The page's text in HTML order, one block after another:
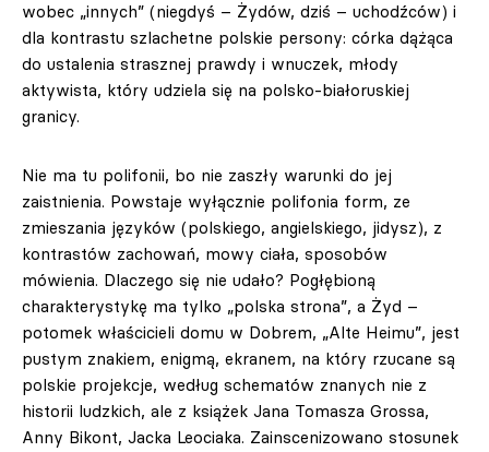
wobec „innych” (niegdyś – Żydów, dziś – uchodźców) i
dla kontrastu szlachetne polskie persony: córka dążąca
do ustalenia strasznej prawdy i wnuczek, młody
aktywista, który udziela się na polsko-białoruskiej
granicy.
Nie ma tu polifonii, bo nie zaszły warunki do jej
zaistnienia. Powstaje wyłącznie polifonia form, ze
zmieszania języków (polskiego, angielskiego, jidysz), z
kontrastów zachowań, mowy ciała, sposobów
mówienia. Dlaczego się nie udało? Pogłębioną
charakterystykę ma tylko „polska strona”, a Żyd –
potomek właścicieli domu w Dobrem, „Alte Heimu”, jest
pustym znakiem, enigmą, ekranem, na który rzucane są
polskie projekcje, według schematów znanych nie z
historii ludzkich, ale z książek Jana Tomasza Grossa,
Anny Bikont, Jacka Leociaka. Zainscenizowano stosunek